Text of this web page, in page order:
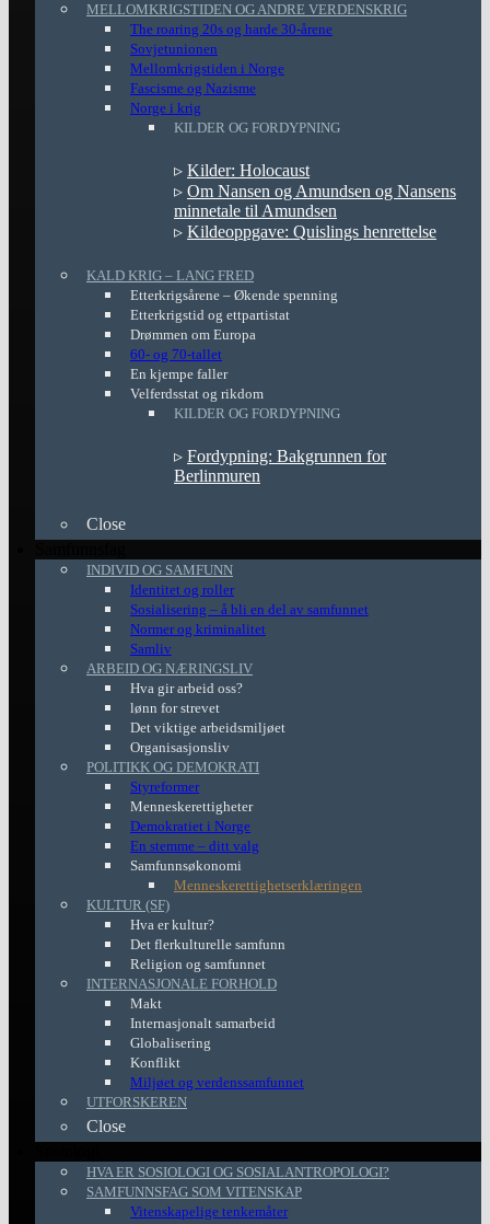
MELLOMKRIGSTIDEN OG ANDRE VERDENSKRIG
The roaring 20s og harde 30-årene
Sovjetunionen
Mellomkrigstiden i Norge
Fascisme og Nazisme
Norge i krig
KILDER OG FORDYPNING
▹ Kilder: Holocaust
▹ Om Nansen og Amundsen og Nansens
minnetale til Amundsen
▹ Kildeoppgave: Quislings henrettelse
KALD KRIG – LANG FRED
Etterkrigsårene – Økende spenning
Etterkrigstid og ettpartistat
Drømmen om Europa
60- og 70-tallet
En kjempe faller
Velferdsstat og rikdom
KILDER OG FORDYPNING
▹ Fordypning: Bakgrunnen for
Berlinmuren
Close
INDIVID OG SAMFUNN
Identitet og roller
Sosialisering – å bli en del av samfunnet
Normer og kriminalitet
Samliv
ARBEID OG NÆRINGSLIV
Hva gir arbeid oss?
lønn for strevet
Det viktige arbeidsmiljøet
Organisasjonsliv
POLITIKK OG DEMOKRATI
Styreformer
Menneskerettigheter
Demokratiet i Norge
En stemme – ditt valg
Samfunnsøkonomi
Menneskerettighetserklæringen
KULTUR (SF)
Hva er kultur?
Det flerkulturelle samfunn
Religion og samfunnet
INTERNASJONALE FORHOLD
Makt
Internasjonalt samarbeid
Globalisering
Konflikt
Miljøet og verdenssamfunnet
UTFORSKEREN
Close
HVA ER SOSIOLOGI OG SOSIALANTROPOLOGI?
SAMFUNNSFAG SOM VITENSKAP
Vitenskapelige tenkemåter